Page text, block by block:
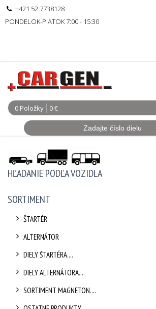
+421 52 7738128
PONDELOK-PIATOK 7:00 - 15:30
0 Položky 0 €
HĽADANIE PODĽA VOZIDLA
SORTIMENT
ŠTARTÉR
ALTERNÁTOR
DIELY ŠTARTÉRA....
DIELY ALTERNÁTORA....
SORTIMENT MAGNETON....